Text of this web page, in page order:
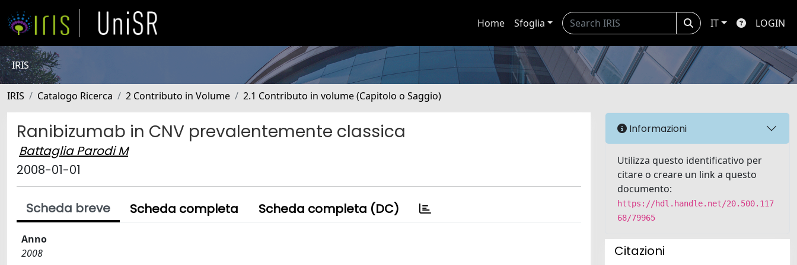
Home Sfoglia IT LOGIN
IRIS
IRIS Catalogo Ricerca 2 Contributo in Volume 2.1 Contributo in volume (Capitolo o Saggio)
Ranibizumab in CNV prevalentemente classica
Battaglia Parodi M
2008-01-01
Scheda breve Scheda completa Scheda completa (DC)
Anno
2008
Informazioni
Utilizza questo identificativo per
citare o creare un link a questo
documento:
https://hdl.handle.net/20.500.117
68/79965
Citazioni